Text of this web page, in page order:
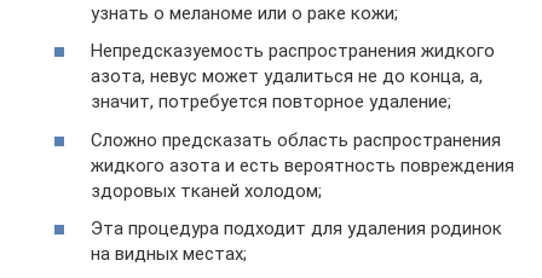
узнать о меланоме или о раке кожи;
Непредсказуемость распространения жидкого
азота, невус может удалиться не до конца, а,
значит, потребуется повторное удаление;
Cложно предсказать область распространения
жидкого азота и есть вероятность повреждения
здоровых тканей холодом;
Эта процедура подходит для удаления родинок
на видных местах;